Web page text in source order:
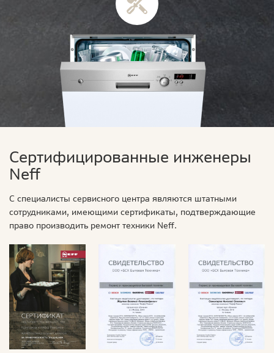
Сертифицированные инженеры
Neff
С специалисты сервисного центра являются штатными
сотрудниками, имеющими сертификаты, подтверждающие
право производить ремонт техники Neff.